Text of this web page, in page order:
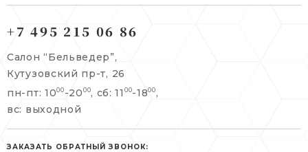
info@belveder-e.ru
пн-пт: 10:00-20:00
сб, вс: выходной
Берсеневский переулок, 3/10с7
+7 495 477 45 43
info@belveder-e.ru
пн-пт: 10:00-19:00
сб: выходной
+7 495 215 06 86
Салон “Бельведер”,
Кутузовский пр-т, 26
пн-пт: 1000 -20 00, сб: 11 00-1800 ,
вс: выходной
ЗАКАЗАТЬ ОБРАТНЫЙ ЗВОНОК: